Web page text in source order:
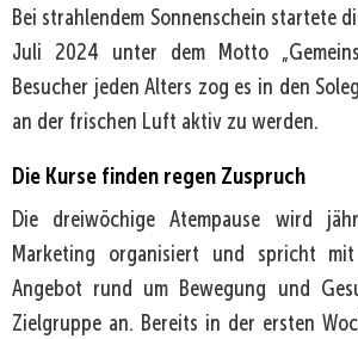
Bei strahlendem Sonnenschein startete
Juli 2024 unter dem Motto
Besucher jeden Alters zog es in den
an der frischen Luft aktiv zu werden.
Die Kurse finden regen Zuspruch
Die dreiwöchige Atempause wird
Marketing organisiert und spricht
Angebot rund um Bewegung und
Zielgruppe an. Bereits in der ersten